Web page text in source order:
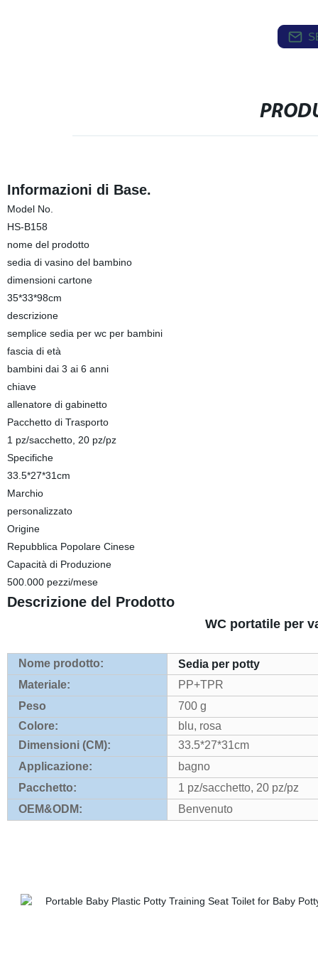
Informazioni di Base.
Model No.
HS-B158
nome del prodotto
sedia di vasino del bambino
dimensioni cartone
35*33*98cm
descrizione
semplice sedia per wc per bambini
fascia di età
bambini dai 3 ai 6 anni
chiave
allenatore di gabinetto
Pacchetto di Trasporto
1 pz/sacchetto, 20 pz/pz
Specifiche
33.5*27*31cm
Marchio
personalizzato
Origine
Repubblica Popolare Cinese
Capacità di Produzione
500.000 pezzi/mese
Descrizione del Prodotto
WC portatile per
Nome prodotto:
Sedia per potty
Materiale:
PP+TPR
Peso
700 g
Colore:
blu, rosa
Dimensioni (CM):
33.5*27*31cm
Applicazione:
bagno
Pacchetto:
1 pz/sacchetto, 20 pz/pz
OEM&ODM:
Benvenuto